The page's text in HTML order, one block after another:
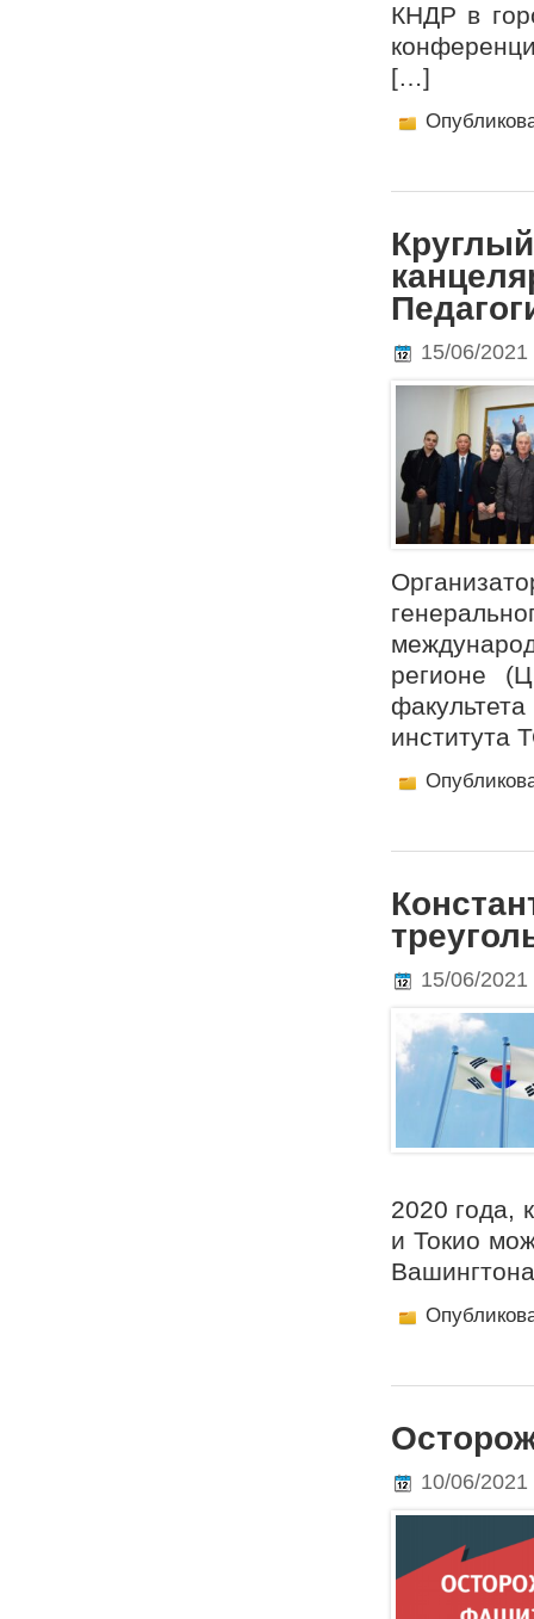
КНДР в
[…]
15/06/2021
регионе
института
15/06/2021
2020 года,
и Токио
10/06/2021